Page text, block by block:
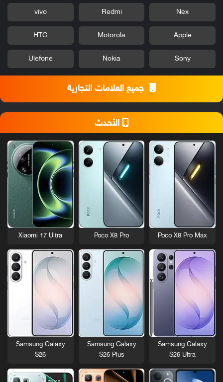
Nex
Redmi
vivo
Apple
Motorola
HTC
Sony
Nokia
Ulefone
جميع العلامات التجارية
الأحدث
Poco X8 Pro Max
Poco X8 Pro
Xiaomi 17 Ultra
Samsung Galaxy
S26 Ultra
Samsung Galaxy
S26 Plus
Samsung Galaxy
S26